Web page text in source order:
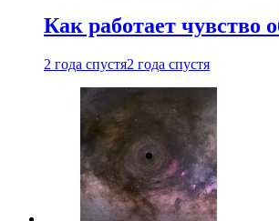
Как работает чувство
2 года спустя2 года спустя